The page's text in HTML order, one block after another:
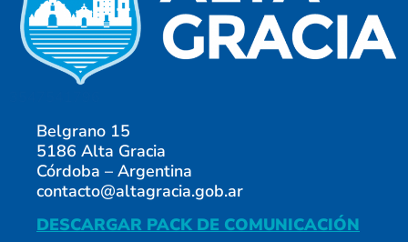
Belgrano 15
5186 Alta Gracia
Córdoba – Argentina
contacto@altagracia.gob.ar
DESCARGAR PACK DE COMUNICACIÓN